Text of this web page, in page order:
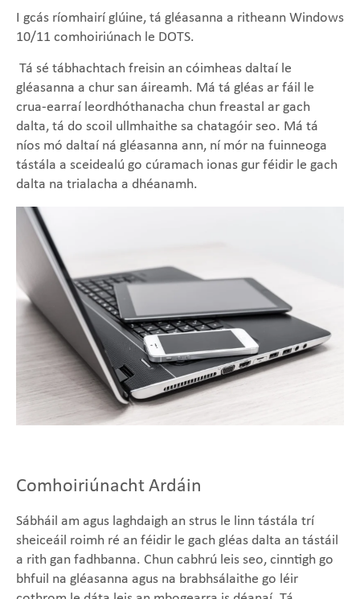
I gcás ríomhairí glúine, tá gléasanna a ritheann Windows
10/11 comhoiriúnach le DOTS.
​ Tá sé tábhachtach freisin an cóimheas daltaí le
gléasanna a chur san áireamh. Má tá gléas ar fáil le
crua-earraí leordhóthanacha chun freastal ar gach
dalta, tá do scoil ullmhaithe sa chatagóir seo. Má tá
níos mó daltaí ná gléasanna ann, ní mór na fuinneoga
tástála a sceidealú go cúramach ionas gur féidir le gach
dalta na trialacha a dhéanamh.
Comhoiriúnacht Ardáin
Sábháil am agus laghdaigh an strus le linn tástála trí
sheiceáil roimh ré an féidir le gach gléas dalta an tástáil
a rith gan fadhbanna. Chun cabhrú leis seo, cinntigh go
bhfuil na gléasanna agus na brabhsálaithe go léir